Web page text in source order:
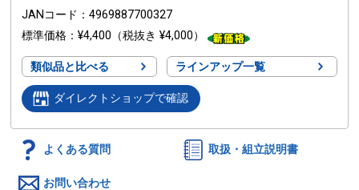
JANコード
4969887700327
標準価格
¥4,400 （税抜き ¥4,000）
類似品と比べる ラインアップ一覧
ダイレクトショップで確認
よくある質問 取扱・組立説明書
お問い合わせ